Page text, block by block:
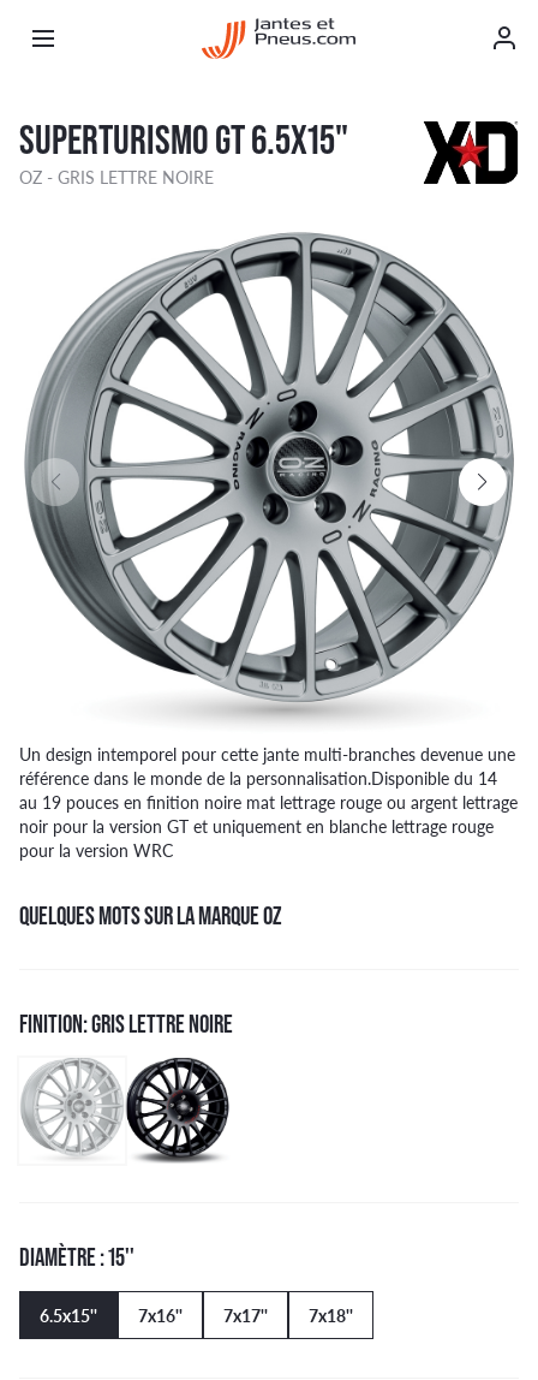
SUPERTURISMO GT 6.5X15"
OZ - GRIS LETTRE NOIRE
Un design intemporel pour cette jante multi-branches devenue une
référence dans le monde de la personnalisation.Disponible du 14
au 19 pouces en finition noire mat lettrage rouge ou argent lettrage
noir pour la version GT et uniquement en blanche lettrage rouge
pour la version WRC
QUELQUES MOTS SUR LA MARQUE OZ
FINITION: GRIS LETTRE NOIRE
DIAMÈTRE : 15''
6.5x15'' 7x16'' 7x17'' 7x18''